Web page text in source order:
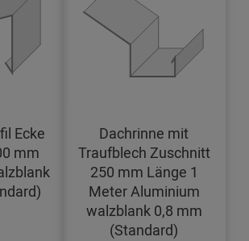
Ecke
mm
Dachrinne mit
Traufblech Zuschnitt
250 mm Länge 1
Meter Aluminium
walzblank 0,8 mm
(Standard)